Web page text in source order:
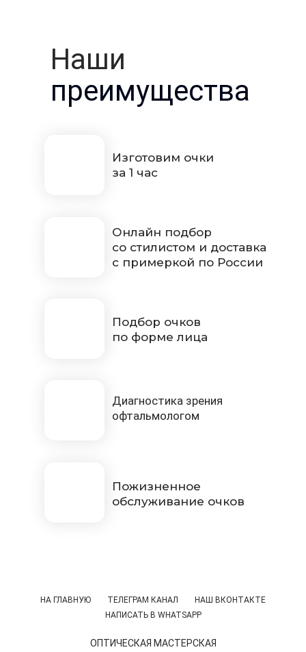
Наши
преимущества
Изготовим очки
за 1 час
Подбор очков
по форме лица
Пожизненное
обслуживание очков
Онлайн подбор
со стилистом и доставка
с примеркой по России
Диагностика зрения
офтальмологом
НА ГЛАВНУЮ ТЕЛЕГРАМ КАНАЛ
НАШ ВКОНТАКТЕ
НАПИСАТЬ В WHATSAPP
ОПТИЧЕСКАЯ МАСТЕРСКАЯ